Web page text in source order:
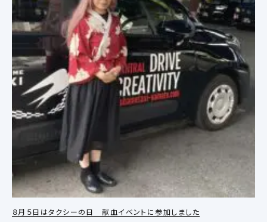
８月５日はタクシーの日 献血イベントに参加しました